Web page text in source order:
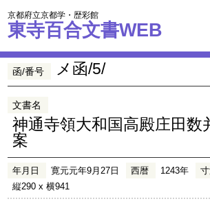
京都府立京都学・歴彩館
東寺百合文書WEB
函/番号 メ函/5/
文書名
神通寺領大和国高殿庄田数
案
年月日 寛元元年9月27日 西暦 1243年
縦290 x 横941